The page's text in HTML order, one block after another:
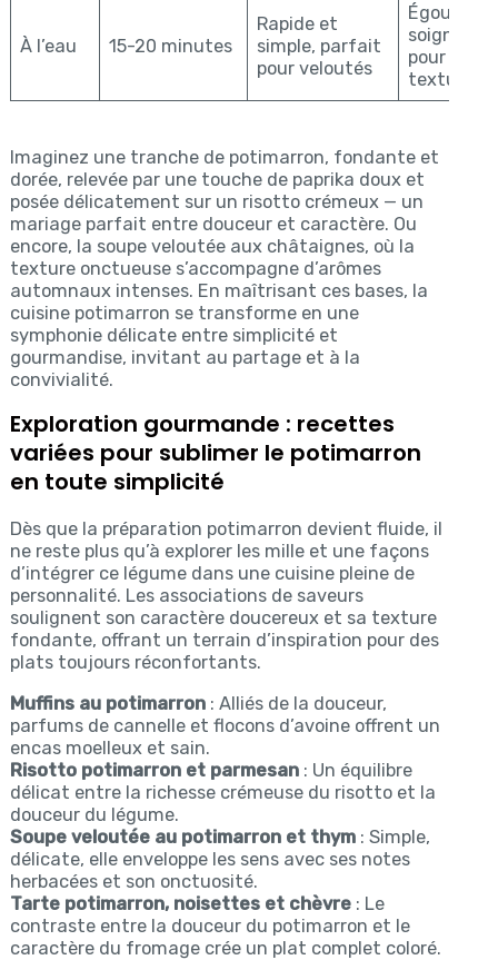
À l’eau 15-20 minutes
Rapide et
simple, parfait
pour veloutés
Égoutter
pour
texture
Imaginez une tranche de potimarron, fondante et
dorée, relevée par une touche de paprika doux et
posée délicatement sur un risotto crémeux — un
mariage parfait entre douceur et caractère. Ou
encore, la soupe veloutée aux châtaignes, où la
texture onctueuse s’accompagne d’arômes
automnaux intenses. En maîtrisant ces bases, la
cuisine potimarron se transforme en une
symphonie délicate entre simplicité et
gourmandise, invitant au partage et à la
convivialité.
Exploration gourmande : recettes
variées pour sublimer le potimarron
en toute simplicité
Dès que la préparation potimarron devient fluide, il
ne reste plus qu’à explorer les mille et une façons
d’intégrer ce légume dans une cuisine pleine de
personnalité. Les associations de saveurs
soulignent son caractère doucereux et sa texture
fondante, offrant un terrain d’inspiration pour des
plats toujours réconfortants.
Muffins au potimarron: Alliés de la douceur,
parfums de cannelle et flocons d’avoine offrent un
encas moelleux et sain.
Risotto potimarron et parmesan: Un équilibre
délicat entre la richesse crémeuse du risotto et la
douceur du légume.
Soupe veloutée au potimarron et thym: Simple,
délicate, elle enveloppe les sens avec ses notes
herbacées et son onctuosité.
Tarte potimarron, noisettes et chèvre: Le
contraste entre la douceur du potimarron et le
caractère du fromage crée un plat complet coloré.